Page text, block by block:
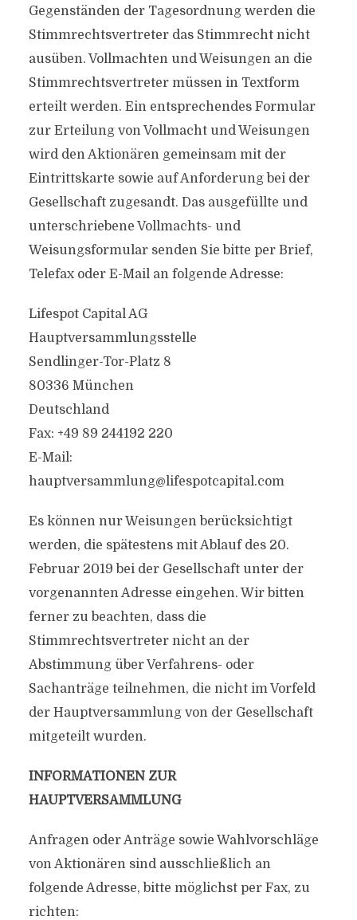
Gegenständen der Tagesordnung werden die
Stimmrechtsvertreter das Stimmrecht nicht
ausüben. Vollmachten und Weisungen an die
Stimmrechtsvertreter müssen in Textform
erteilt werden. Ein entsprechendes Formular
zur Erteilung von Vollmacht und Weisungen
wird den Aktionären gemeinsam mit der
Eintrittskarte sowie auf Anforderung bei der
Gesellschaft zugesandt. Das ausgefüllte und
unterschriebene Vollmachts- und
Weisungsformular senden Sie bitte per Brief,
Telefax oder E-Mail an folgende Adresse:
Lifespot Capital AG
Hauptversammlungsstelle
Sendlinger-Tor-Platz 8
80336 München
Deutschland
Fax: +49 89 244192 220
E-Mail:
hauptversammlung@lifespotcapital.com
Es können nur Weisungen berücksichtigt
werden, die spätestens mit Ablauf des 20.
Februar 2019 bei der Gesellschaft unter der
vorgenannten Adresse eingehen. Wir bitten
ferner zu beachten, dass die
Stimmrechtsvertreter nicht an der
Abstimmung über Verfahrens- oder
Sachanträge teilnehmen, die nicht im Vorfeld
der Hauptversammlung von der Gesellschaft
mitgeteilt wurden.
INFORMATIONEN ZUR
HAUPTVERSAMMLUNG
Anfragen oder Anträge sowie Wahlvorschläge
von Aktionären sind ausschließlich an
folgende Adresse, bitte möglichst per Fax, zu
richten: